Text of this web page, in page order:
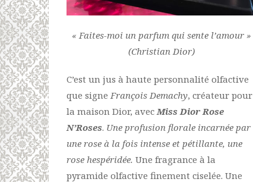
« Faites-moi un parfum qui sente l’amour »
(Christian Dior)
C’est un jus à haute personnalité olfactive
que signeFrançois Demachy, créateur pour
la maison Dior, avecMiss Dior Rose
N’Roses. Une profusion florale incarnée par
une rose à la fois intense et pétillante, une
rose hespéridée. Une fragrance à la
pyramide olfactive finement ciselée. Une